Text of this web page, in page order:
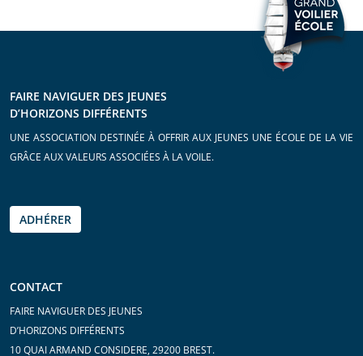
FAIRE NAVIGUER DES JEUNES
D’HORIZONS DIFFÉRENTS
UNE ASSOCIATION DESTINÉE À OFFRIR AUX JEUNES UNE ÉCOLE DE LA VIE
GRÂCE AUX VALEURS ASSOCIÉES À LA VOILE.
ADHÉRER
CONTACT
FAIRE NAVIGUER DES JEUNES
D’HORIZONS DIFFÉRENTS
10 QUAI ARMAND CONSIDERE, 29200 BREST.